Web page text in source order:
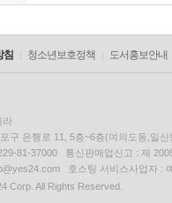
침 청소년보호정책 도서홍보안내
라
구 은행로 11, 5층~6층(여의도동,일신
81-37000 통신판매업신고 : 제
호스팅 서비스사업자 :
Corp. All Rights Reserved.